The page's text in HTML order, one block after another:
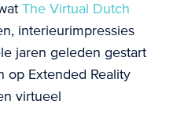
The Virtual Dutch
interieurimpressies
jaren geleden gestart
op Extended Reality
virtueel